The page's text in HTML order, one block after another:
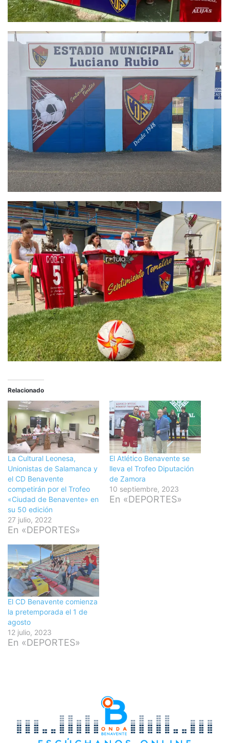
Relacionado
La Cultural Leonesa,
Unionistas de Salamanca y
el CD Benavente
competirán por el Trofeo
«Ciudad de Benavente» en
su 50 edición
27 julio, 2022
En «DEPORTES»
El Atlético Benavente se
lleva el Trofeo Diputación
de Zamora
10 septiembre, 2023
En «DEPORTES»
El CD Benavente comienza
la pretemporada el 1 de
agosto
12 julio, 2023
En «DEPORTES»